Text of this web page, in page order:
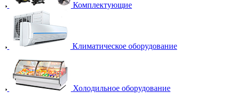
Комплектующие
Климатическое оборудование
Холодильное оборудование